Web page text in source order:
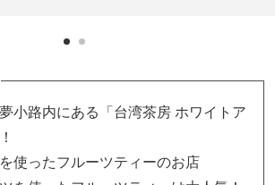
小路内にある「台湾茶房 ホワイトア
使ったフルーツティーのお店